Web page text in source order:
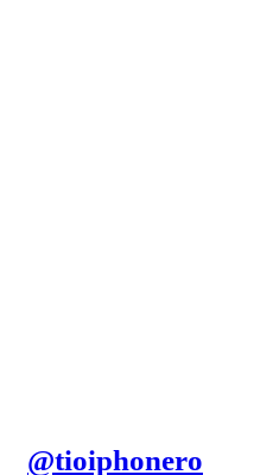
@tioiphonero